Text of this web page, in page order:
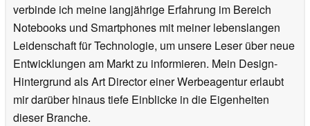
verbinde ich meine langjährige Erfahrung im Bereich
Notebooks und Smartphones mit meiner lebenslangen
Leidenschaft für Technologie, um unsere Leser über neue
Entwicklungen am Markt zu informieren. Mein Design-
Hintergrund als Art Director einer Werbeagentur erlaubt
mir darüber hinaus tiefe Einblicke in die Eigenheiten
dieser Branche.